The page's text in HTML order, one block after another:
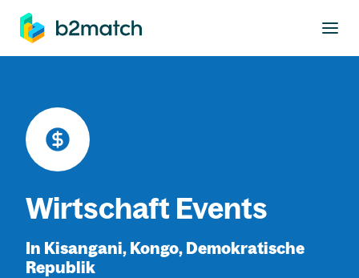
springen
Wirtschaft Events
In Kisangani, Kongo, Demokratische
Republik